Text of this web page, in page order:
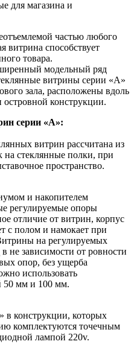
частью любого
витрина способствует
товара.
модельный ряд
витрины серии «А»
зала, расположены вдоль
островной конструкции.
серии «А»:
витрин рассчитана из
на стеклянные полки, при
пространство.
и накопителем
регулируемые опоры
отличие от витрин, корпус
с полом и намокает при
на регулируемых
не зависимости от ровности
опор, без ущерба
использовать
50 мм и 100 мм.
конструкции, которых
комплектуются точечным
лампой 220v.